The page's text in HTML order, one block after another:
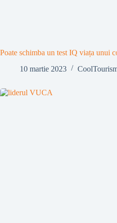
Poate schimba un test IQ viața unui
10 martie 2023